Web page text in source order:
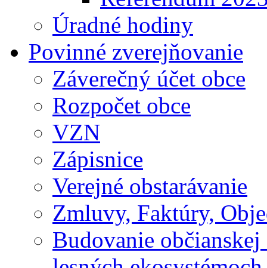
Úradné hodiny
Povinné zverejňovanie
Záverečný účet obce
Rozpočet obce
VZN
Zápisnice
Verejné obstarávanie
Zmluvy, Faktúry,
Budovanie